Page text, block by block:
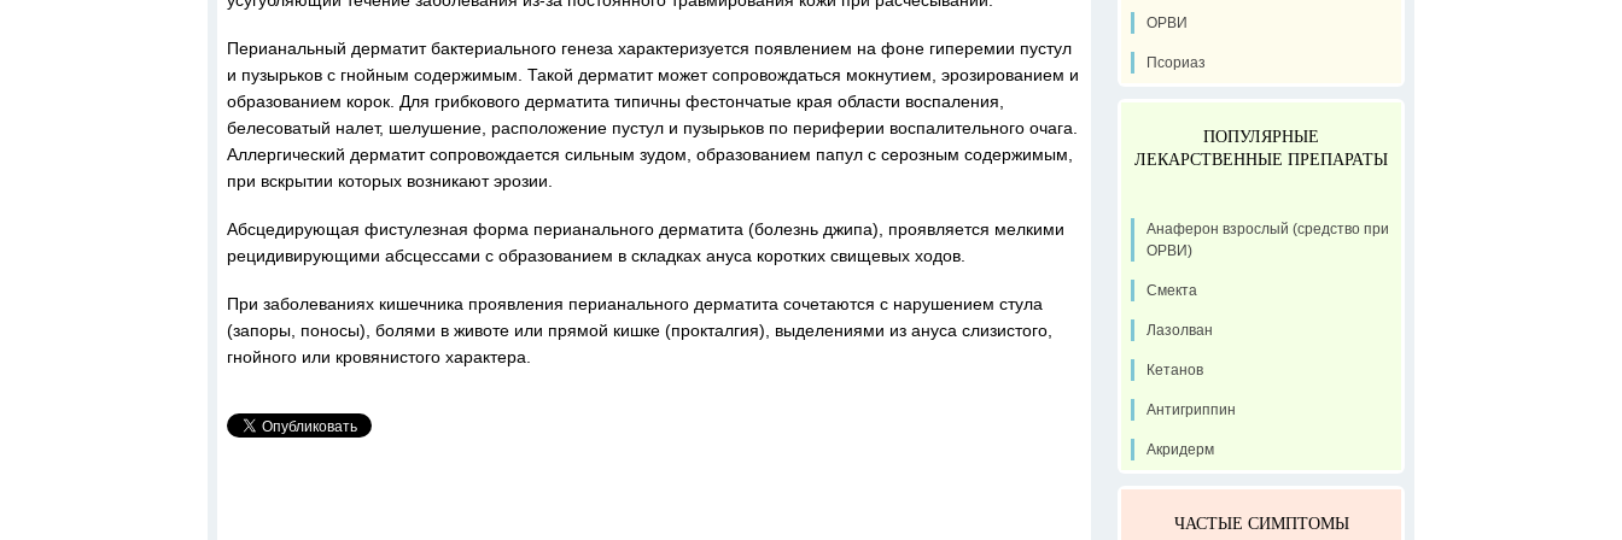
Перианальный дерматит бактериального генеза характеризуется появлением на фоне гиперемии пустул
и пузырьков с гнойным содержимым. Такой дерматит может сопровождаться мокнутием, эрозированием и
образованием корок. Для грибкового дерматита типичны фестончатые края области воспаления,
белесоватый налет, шелушение, расположение пустул и пузырьков по периферии воспалительного очага.
Аллергический дерматит сопровождается сильным зудом, образованием папул с серозным содержимым,
при вскрытии которых возникают эрозии.
Абсцедирующая фистулезная форма перианального дерматита (болезнь джипа), проявляется мелкими
рецидивирующими абсцессами с образованием в складках ануса коротких свищевых ходов.
При заболеваниях кишечника проявления перианального дерматита сочетаются с нарушением стула
(запоры, поносы), болями в животе или прямой кишке (прокталгия), выделениями из ануса слизистого,
гнойного или кровянистого характера.
ОРВИ
Псориаз
ПОПУЛЯРНЫЕ
ЛЕКАРСТВЕННЫЕ ПРЕПАРАТЫ
Анаферон взрослый (средство при
ОРВИ)
Смекта
Лазолван
Кетанов
Антигриппин
Акридерм
ЧАСТЫЕ СИМПТОМЫ